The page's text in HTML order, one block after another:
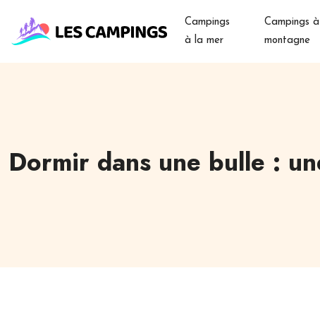
Campings
à la mer
Campings
montagne
Dormir dans une bulle :